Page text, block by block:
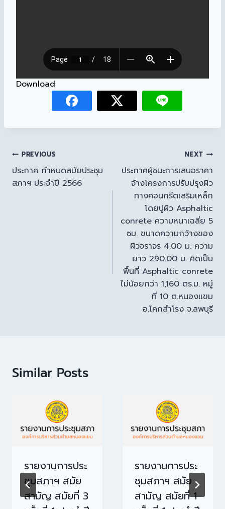
Download
PREVIOUS
ประกาศ กำหนดสมัยประชุม
สภาฯ ประจำปี 2566
NEXT
ประกาศผู้ชนะการเสนอราคา
จ้างโครงการปรับปรุงผิว
ทางคอนกรีตเสริมเหล็ก
โดยปูผิว Asphaltic
conrete ความหนาเฉลี่ย 5
ซม. ขนาดความกว้างของ
ผิวจราจร 4.00 ม. ความ
ยาว 290.00 ม. คิดเป็น
พื้นที่ Asphaltic conrete
ไม่น้อยกว่า 1,160 ตร.ม. หมู่
ที่ 10 ต.หนองแขม
อ.โคกสำโรง จ.ลพบุรี
Similar Posts
รายงานการประ
ชุมสภาฯ สมัย
สามัญ สมัยที่ 3
รายงานการประ
ชุมสภาฯ สมัย
สามัญ สมัยที่ 1